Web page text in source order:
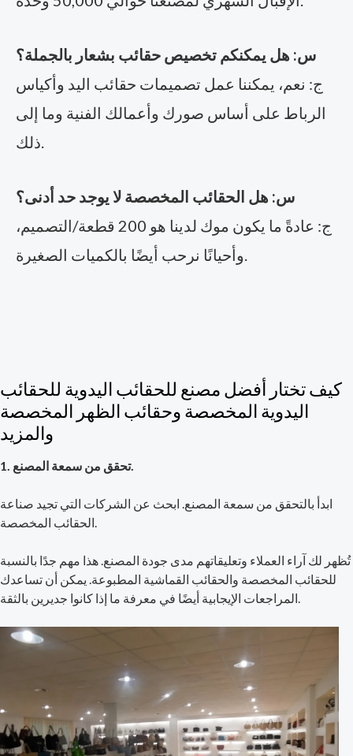
س: هل يمكنكم تخصيص حقائب بشعار بالجملة؟
ج: نعم، يمكننا عمل تصميمات حقائب اليد وأكياس
الرباط على أساس صورك وأعمالك الفنية وما إلى
س: هل الحقائب المخصصة لا يوجد حد أدنى؟
ج: عادةً ما يكون موك لدينا هو 200 قطعة/التصميم،
كيف تختار أفضل مصنع للحقائب اليدوية للحقائب
اليدوية المخصصة وحقائب الظهر المخصصة
والمزيد
1. تحقق من سمعة المصنع.
ابدأ بالتحقق من سمعة المصنع. ابحث عن الشركات التي تجيد صناعة
الحقائب المخصصة.
تُظهر لك آراء العملاء وتعليقاتهم مدى جودة المصنع. هذا مهم جدًا بالنسبة
للحقائب المخصصة والحقائب القماشية المطبوعة. يمكن أن تساعدك
المراجعات الإيجابية أيضًا في معرفة ما إذا كانوا جديرين بالثقة.